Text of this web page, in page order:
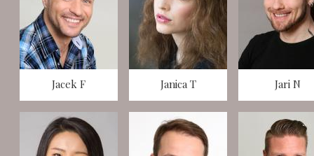
Jacek F Janica T Jari N